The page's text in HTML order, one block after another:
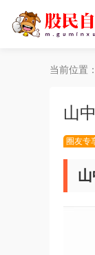
当前位置：
山
圈友专